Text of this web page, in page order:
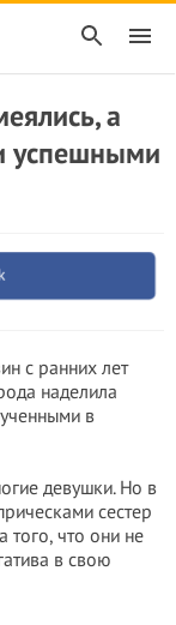
а
успешными
с ранних лет
наделила
в
девушки. Но в
сестер
того, что они не
в свою